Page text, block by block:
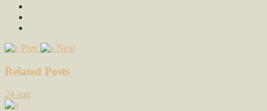
Prev Next
Related Posts
24 aug